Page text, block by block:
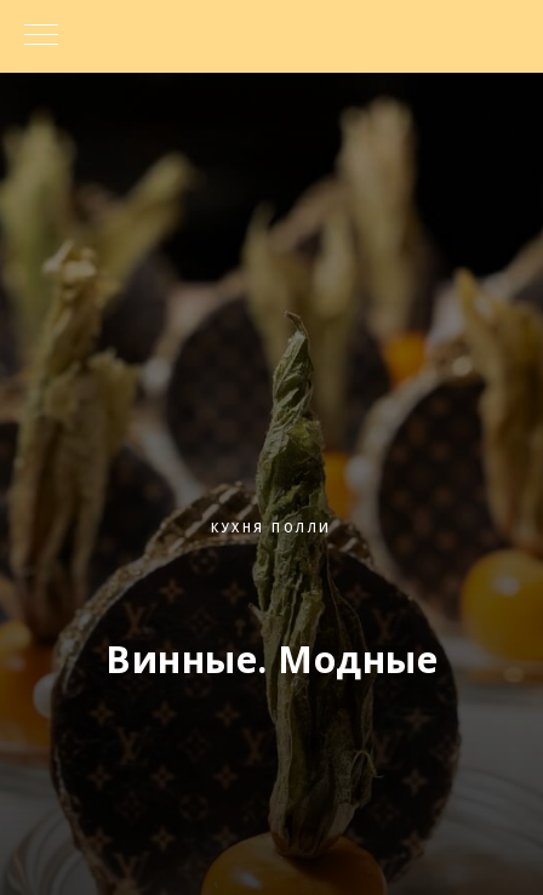
КУХНЯ ПОЛЛИ
Винные. Модные